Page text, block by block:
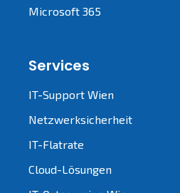
Microsoft 365
Services
IT-Support Wien
Netzwerksicherheit
IT-Flatrate
Cloud-Lösungen